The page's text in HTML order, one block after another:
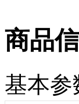
商品
基本参